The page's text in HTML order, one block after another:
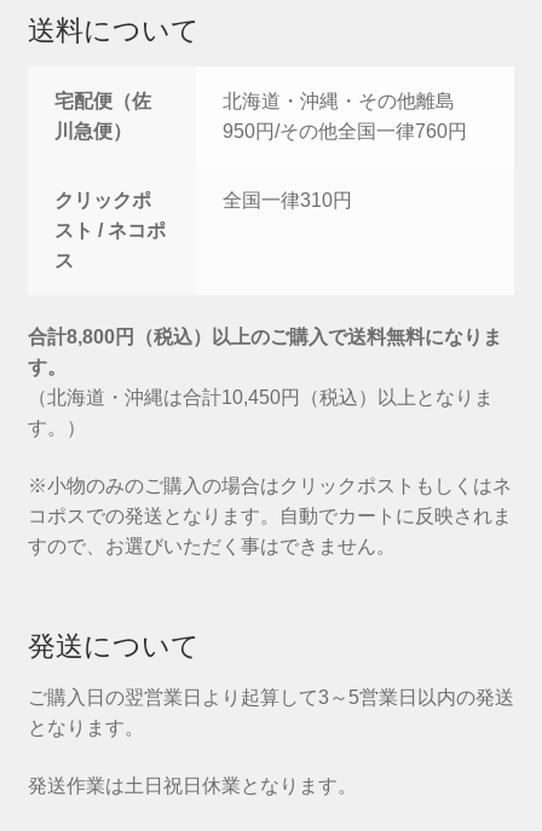
送料について
宅配便（佐
川急便）
北海道・沖縄・その他離島
950円/その他全国一律760円
クリックポ
スト / ネコポ
ス
全国一律310円
合計8,800円（税込）以上のご購入で送料無料になりま
す。
（北海道・沖縄は合計10,450円（税込）以上となりま
す。）
※小物のみのご購入の場合はクリックポストもしくはネ
コポスでの発送となります。自動でカートに反映されま
すので、お選びいただく事はできません。
発送について
ご購入日の翌営業日より起算して3～5営業日以内の発送
となります。
発送作業は土日祝日休業となります。